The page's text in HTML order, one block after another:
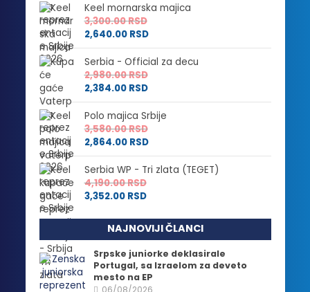
Keel mornarska majica
3,300.00RSD
2,640.00 RSD
Serbia - Official za decu
2,980.00RSD
2,384.00 RSD
Polo majica Srbije
3,580.00RSD
2,864.00 RSD
Serbia WP - Tri zlata (TEGET)
4,190.00RSD
3,352.00 RSD
NAJNOVIJI ČLANCI
Srpske juniorke deklasirale
Portugal, sa Izraelom za deveto
mesto na EP
06/08/2026